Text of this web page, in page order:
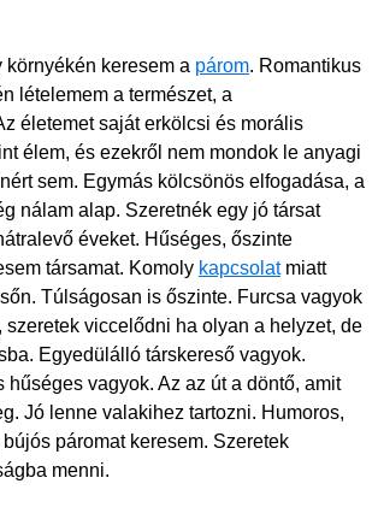
keresem a párom. Romantikus
lételemem a természet, a
életemet saját erkölcsi és morális
élem, és ezekről nem mondok le anyagi
sem. Egymás kölcsönös elfogadása, a
nálam alap. Szeretnék egy jó társat
éveket. Hűséges, őszinte
társamat. Komoly kapcsolatmiatt
Túlságosan is őszinte. Furcsa vagyok
szeretek viccelődni ha olyan a helyzet, de
Egyedülálló társkereső vagyok.
hűséges vagyok. Az az út a döntő, amit
Jó lenne valakihez tartozni. Humoros,
páromat keresem. Szeretek
menni.